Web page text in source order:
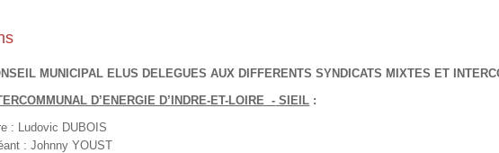
MUNICIPAL ELUS DELEGUES AUX DIFFERENTS SYNDICATS MIXTES ET
D’ENERGIE D’INDRE-ET-LOIRE - SIEIL :
: Ludovic DUBOIS
: Johnny YOUST